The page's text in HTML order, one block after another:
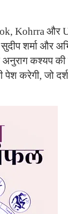
Kohrra और
शर्मा और
कश्यप
पेश करेगी, जो